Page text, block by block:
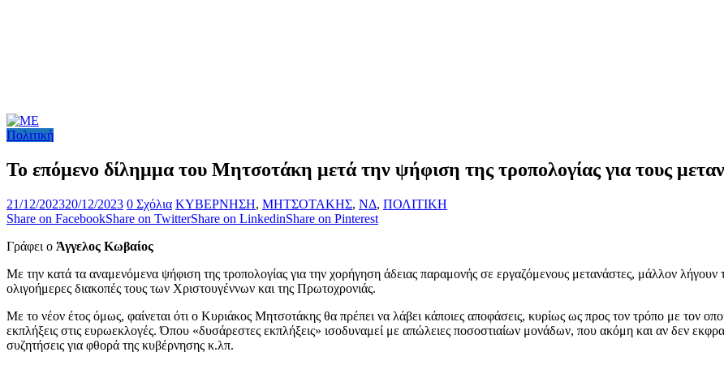
Πολιτική
Το επόμενο δίλημμα του Μητσοτάκη μετά την ψήφιση της τροπολογίας για τους
21/12/202320/12/2023 0 Σχόλια ΚΥΒΕΡΝΗΣΗ, ΜΗΤΣΟΤΑΚΗΣ, ΝΔ, ΠΟΛΙΤΙΚΗ
Share on FacebookShare on TwitterShare on LinkedinShare on Pinterest
Γράφει ο Άγγελος Κωβαίος
Με την κατά τα αναμενόμενα ψήφιση της τροπολογίας για την χορήγηση άδειας παραμονής σε εργαζόμενους μετανάστες, μάλλον λήγουν
ολιγοήμερες διακοπές τους των Χριστουγέννων και της Πρωτοχρονιάς.
Με το νέον έτος όμως, φαίνεται ότι ο Κυριάκος Μητσοτάκης θα πρέπει να λάβει κάποιες αποφάσεις, κυρίως ως προς τον τρόπο με τον
εκπλήξεις στις ευρωεκλογές. Όπου «δυσάρεστες εκπλήξεις» ισοδυναμεί με απώλειες ποσοστιαίων μονάδων, που ακόμη και αν δεν
συζητήσεις για φθορά της κυβέρνησης κ.λπ.